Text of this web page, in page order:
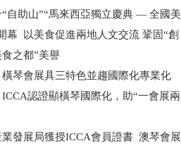
自助山”“馬來西亞獨立慶典 — 全國美
幕 以美食促進兩地人文交流 鞏固“創
之都”美譽
琴會展具三特色並趨國際化專業化
認證顯橫琴國際化，助“一會展兩
發展局獲授ICCA會員證書 澳琴會展